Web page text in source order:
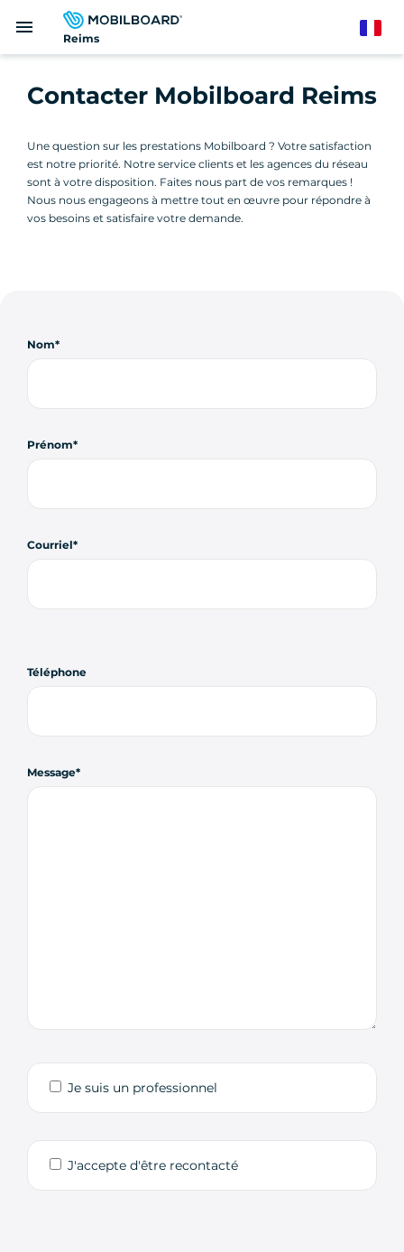
Reims
menu
Contacter Mobilboard Reims
Une question sur les prestations Mobilboard ? Votre satisfaction
est notre priorité. Notre service clients et les agences du réseau
sont à votre disposition. Faites nous part de vos remarques !
Nous nous engageons à mettre tout en œuvre pour répondre à
vos besoins et satisfaire votre demande.
Nom
Prénom
Courriel
Téléphone
Message
Je suis un professionnel
J'accepte d'être recontacté